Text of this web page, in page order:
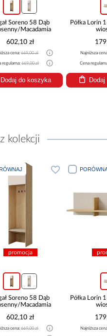
Lorin 16 Kaszmir/Dąb
wiosenny
179,10 zł
cena:189,00 zł
regularna:199,00 zł
Dodaj do koszyka
Szafka
Najniższa
Cena
kolekcji
PORÓWNAJ
promocja
Lorin 16 Kaszmir/Dąb
wiosenny
179,10 zł
Najniższa cena:189,00 zł